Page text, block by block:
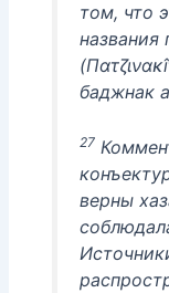
том, что
названия
баджнак
27
верны